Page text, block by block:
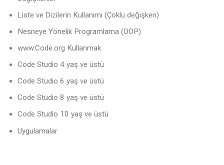
Liste ve Dizilerin Kullanımı (Çoklu değişken)
Nesneye Yönelik Programlama (OOP)
www.Code.org Kullanmak
Code Studio 4 yaş ve üstü
Code Studio 6 yaş ve üstü
Code Studio 8 yaş ve üstü
Code Studio 10 yaş ve üstü
Uygulamalar